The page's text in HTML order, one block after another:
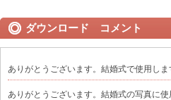
ダウンロード コメント
ありがとうございます。結婚式で使用しま
ありがとうございます。結婚式の写真に使